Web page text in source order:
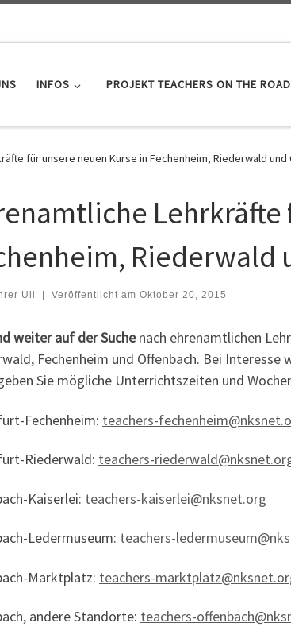
INFOS PROJEKT TEACHERS ON THE ROAD
für unsere neuen Kurse in Fechenheim, Riederwald
Lehrkräfte
Riederwald
Uli Veröffentlicht am Oktober 20, 2015
weiter auf der Suchenach ehrenamtlichen
Fechenheim und Offenbach. Bei
Sie mögliche Unterrichtszeiten und
Fechenheim: teachers-
Riederwald: teachers-
Kaiserlei: teachers-kaiserlei@nksnet.org
Ledermuseum: teachers-
Marktplatz: teachers-
andere Standorte: teachers-